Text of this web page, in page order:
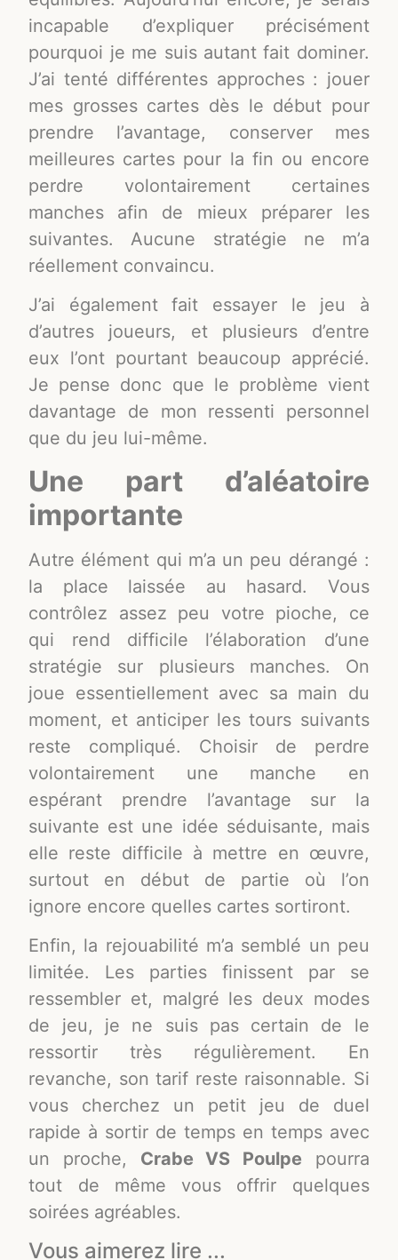
incapable d’expliquer précisément
pourquoi je me suis autant fait dominer.
J’ai tenté différentes approches : jouer
mes grosses cartes dès le début pour
prendre l’avantage, conserver mes
meilleures cartes pour la fin ou encore
perdre volontairement certaines
manches afin de mieux préparer les
suivantes. Aucune stratégie ne m’a
réellement convaincu.
J’ai également fait essayer le jeu à
d’autres joueurs, et plusieurs d’entre
eux l’ont pourtant beaucoup apprécié.
Je pense donc que le problème vient
davantage de mon ressenti personnel
que du jeu lui-même.
Une part d’aléatoire
importante
Autre élément qui m’a un peu dérangé :
la place laissée au hasard. Vous
contrôlez assez peu votre pioche, ce
qui rend difficile l’élaboration d’une
stratégie sur plusieurs manches. On
joue essentiellement avec sa main du
moment, et anticiper les tours suivants
reste compliqué. Choisir de perdre
volontairement une manche en
espérant prendre l’avantage sur la
suivante est une idée séduisante, mais
elle reste difficile à mettre en œuvre,
surtout en début de partie où l’on
ignore encore quelles cartes sortiront.
Enfin, la rejouabilité m’a semblé un peu
limitée. Les parties finissent par se
ressembler et, malgré les deux modes
de jeu, je ne suis pas certain de le
ressortir très régulièrement. En
revanche, son tarif reste raisonnable. Si
vous cherchez un petit jeu de duel
rapide à sortir de temps en temps avec
un proche, Crabe VS Poulpe pourra
tout de même vous offrir quelques
soirées agréables.
Vous aimerez lire ...